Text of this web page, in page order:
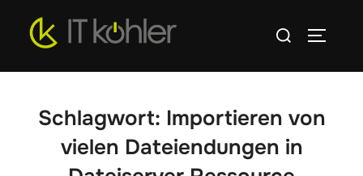
Inhalt
Suchen
Schlagwort: Importieren von
vielen Dateiendungen in